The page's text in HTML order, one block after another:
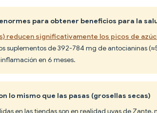
para obtener beneficios para la
reducen significativamente los picos de
suplementos de 392-784 mg de antocianinas
en 6 meses.
lo mismo que las pasas (grosellas secas)
en las tiendas son en realidad uvas de Zante,